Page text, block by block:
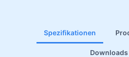
Spezifikationen
Downloads